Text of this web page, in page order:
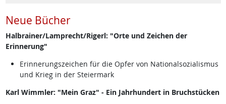
Neue Bücher
Halbrainer/Lamprecht/Rigerl: "Orte und Zeichen der
Erinnerung"
Erinnerungszeichen für die Opfer von Nationalsozialismus
und Krieg in der Steiermark
Karl Wimmler: "Mein Graz" - Ein Jahrhundert in Bruchstücken